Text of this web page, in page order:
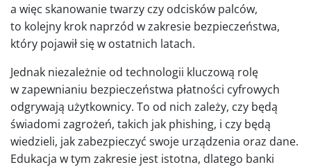
a więc skanowanie twarzy czy odcisków palców,
to kolejny krok naprzód w zakresie bezpieczeństwa,
który pojawił się w ostatnich latach.
Jednak niezależnie od technologii kluczową rolę
w zapewnianiu bezpieczeństwa płatności cyfrowych
odgrywają użytkownicy. To od nich zależy, czy będą
świadomi zagrożeń, takich jak phishing, i czy będą
wiedzieli, jak zabezpieczyć swoje urządzenia oraz dane.
Edukacja w tym zakresie jest istotna, dlatego banki